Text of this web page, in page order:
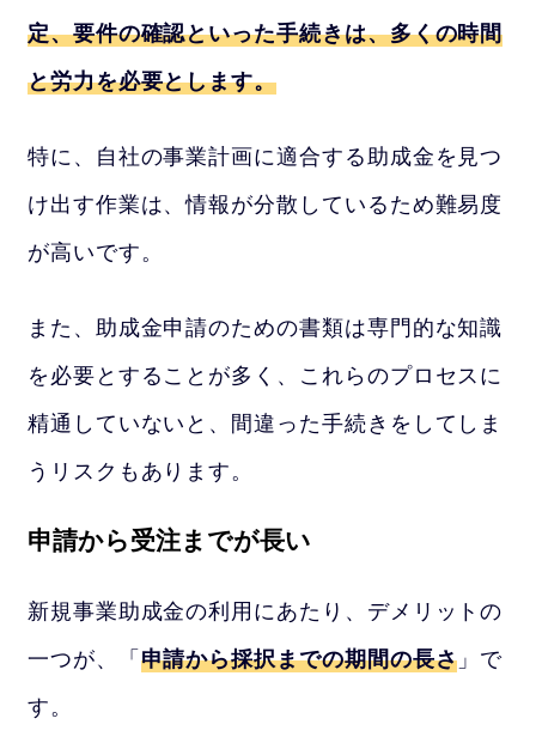
定、要件の確認といった手続きは、多くの時間
と労力を必要とします。
特に、自社の事業計画に適合する助成金を見つ
け出す作業は、情報が分散しているため難易度
が高いです。
また、助成金申請のための書類は専門的な知識
を必要とすることが多く、これらのプロセスに
精通していないと、間違った手続きをしてしま
うリスクもあります。
申請から受注までが長い
新規事業助成金の利用にあたり、デメリットの
一つが、「申請から採択までの期間の長さ 」で
す。